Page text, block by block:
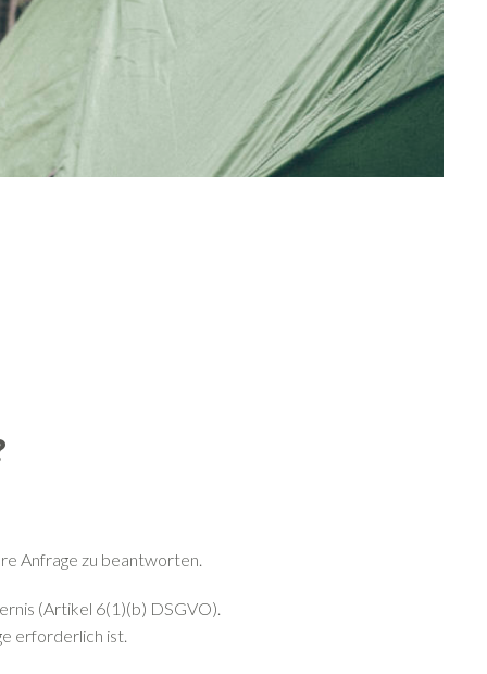
Anfrage zu beantworten.
(Artikel 6(1)(b) DSGVO).
erforderlich ist.